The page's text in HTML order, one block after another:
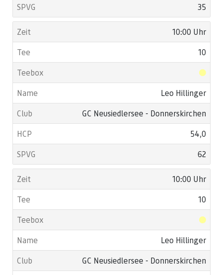
35
10:00 Uhr
10
Leo Hillinger
GC Neusiedlersee - Donnerskirchen
54,0
62
10:00 Uhr
10
Leo Hillinger
GC Neusiedlersee - Donnerskirchen